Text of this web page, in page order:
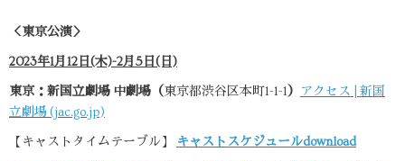
＜東京公演＞
2023年1月12日(木)-2月5日(日)
東京：新国立劇場 中劇場（東京都渋谷区本町1-1-1）
アクセス | 新国
立劇場 (jac.go.jp)
【キャストタイムテーブル】 キャストスケジュールdownload